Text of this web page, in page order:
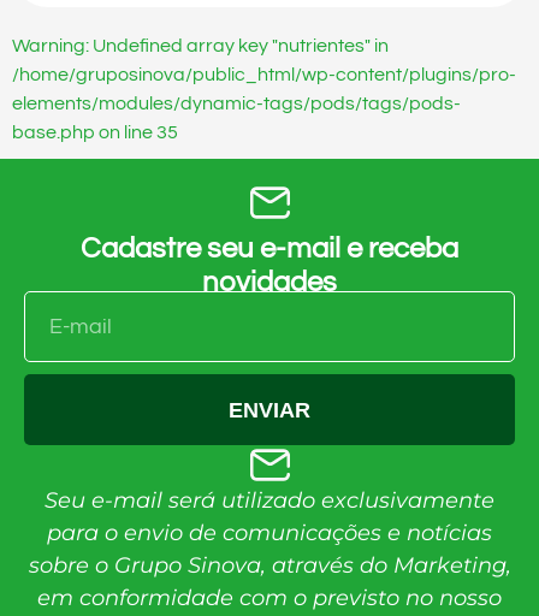
Warning: Undefined array key "nutrientes" in
/home/gruposinova/public_html/wp-content/plugins/pro-
elements/modules/dynamic-tags/pods/tags/pods-
base.php on line 35
Cadastre seu e-mail e receba
novidades
ENVIAR
Seu e-mail será utilizado exclusivamente
para o envio de comunicações e notícias
sobre o Grupo Sinova, através do Marketing,
em conformidade com o previsto no nosso